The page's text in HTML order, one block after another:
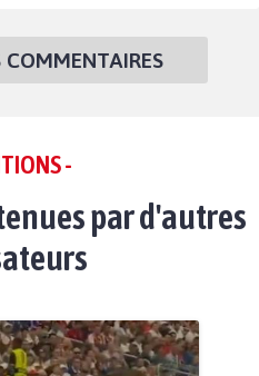
COMMENTAIRES
-
par d'autres